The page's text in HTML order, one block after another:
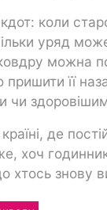
коли
уряд
можна
пришити її
чи
де
хоч
хтось